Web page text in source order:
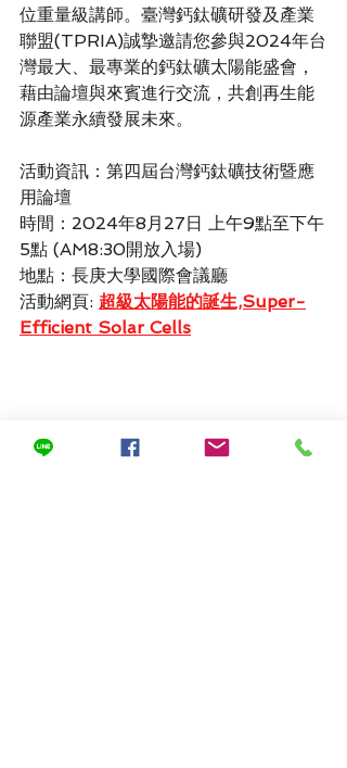
位重量級講師。臺灣鈣鈦礦研發及產業
聯盟(TPRIA)誠摯邀請您參與2024年台
灣最大、最專業的鈣鈦礦太陽能盛會，
藉由論壇與來賓進行交流，共創再生能
源產業永續發展未來。
活動資訊：第四屆台灣鈣鈦礦技術暨應
用論壇
時間：2024年8月27日 上午9點至下午
5點 (AM8:30開放入場)
地點：長庚大學國際會議廳
活動網頁: 超級太陽能的誕生,Super-
Efficient Solar Cells
麻省理工學院技術評論：2024 年